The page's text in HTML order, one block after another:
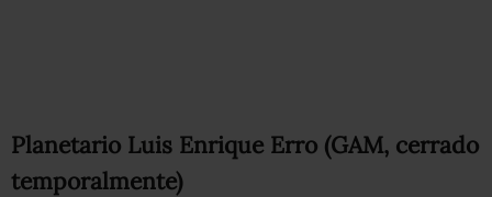
Planetario Luis Enrique Erro (GAM, cerrado
temporalmente)